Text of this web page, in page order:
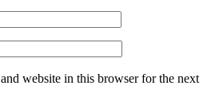
website in this browser for the next